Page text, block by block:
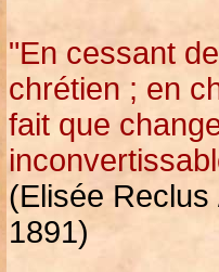
"En cessant
chrétien ; en
fait que
(Elisée
1891)